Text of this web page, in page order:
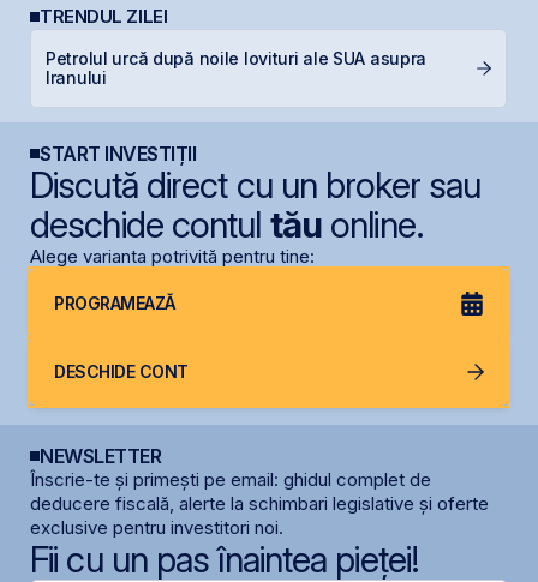
TRENDUL ZILEI
Petrolul urcă după noile lovituri ale SUA asupra
Iranului
START INVESTIȚII
Discută direct cu un broker sau
deschide contul tăuonline.
Alege varianta potrivită pentru tine:
PROGRAMEAZĂ
DESCHIDE CONT
NEWSLETTER
Înscrie-te și primești pe email: ghidul complet de
deducere fiscală, alerte la schimbari legislative și oferte
exclusive pentru investitori noi.
Fii cu un pas înaintea pieței!